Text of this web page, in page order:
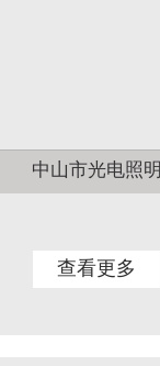
中山市光电照明
查看更多